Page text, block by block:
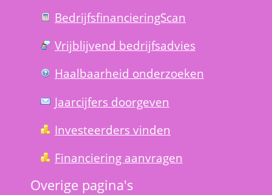
Bedrijfsfinanciering­Scan
Vrijblijvend bedrijfs­advies
Haal­baar­heid onder­zoeken
Jaarcijfers doorgeven
Investeerders vinden
Financiering aanvragen
Overige pagina's